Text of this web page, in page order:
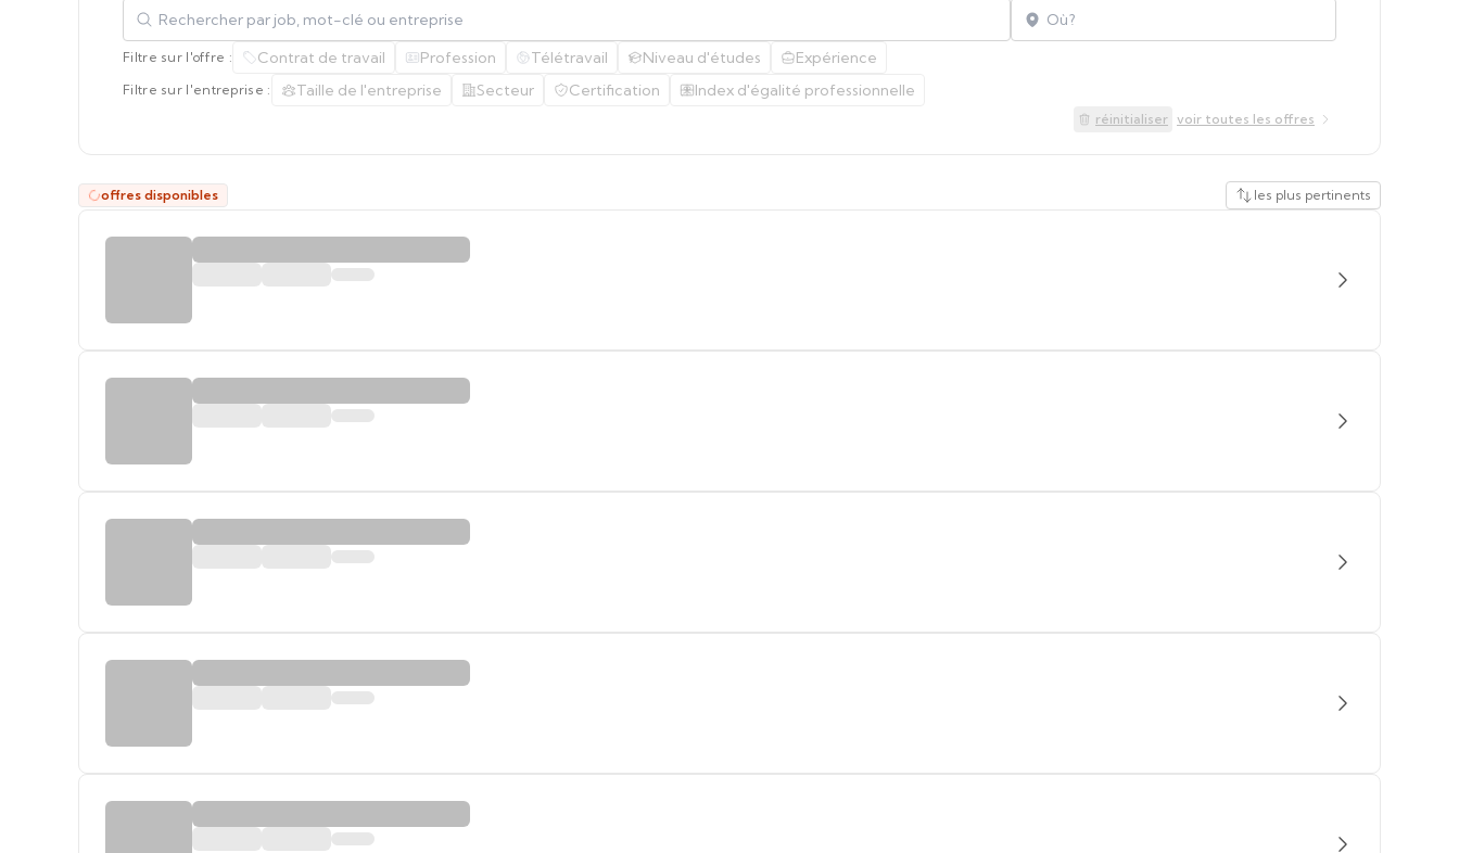
Filtre sur l'offre : Contrat de travail Profession Télétravail Niveau d'études Expérience
Filtre sur l'entreprise : Taille de l'entreprise Secteur Certification Index d'égalité professionnelle
réinitialiser voir toutes les offres
offres disponibles les plus pertinents